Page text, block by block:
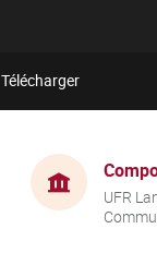
Télécharger
UFR